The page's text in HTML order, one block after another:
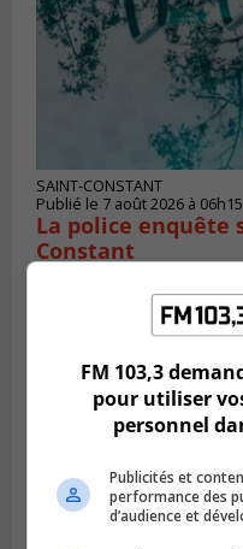
SAINT-CONSTANT
Publié le 7 août 2026 à 06h15
La police enquête
Constant
FM 103,3
pour utiliser
personnel
Publicités et
performance des
d’audience et